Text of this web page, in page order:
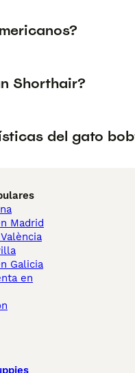
Shorthair?
del gato
Madrid
Galicia
en